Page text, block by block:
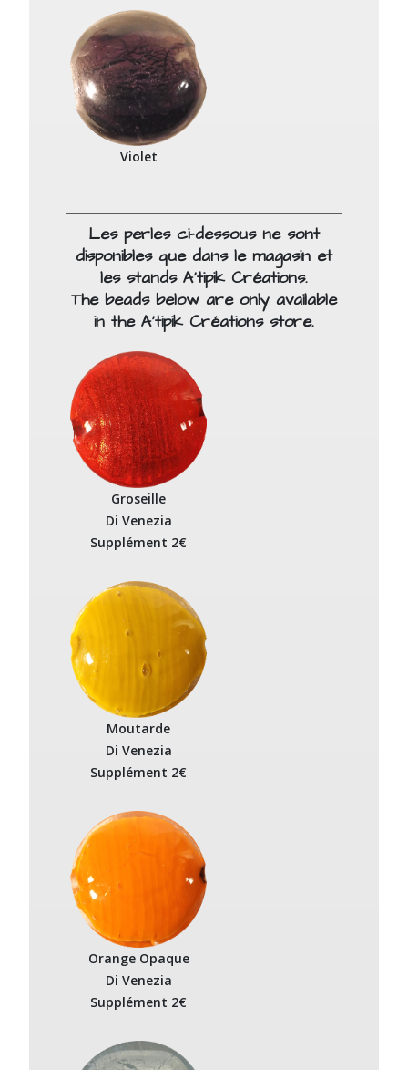
Violet
Les perles ci-dessous ne sont
disponibles que dans le magasin et
les stands A'tipik Créations.
The beads below are only available
in the A'tipik Créations store.
Groseille
Di Venezia
Supplément 2€
Moutarde
Di Venezia
Supplément 2€
Orange Opaque
Di Venezia
Supplément 2€